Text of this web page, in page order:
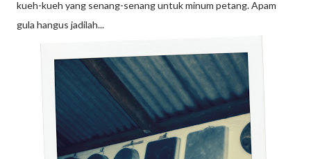
kueh-kueh yang senang-senang untuk minum petang. Apam
gula hangus jadilah...